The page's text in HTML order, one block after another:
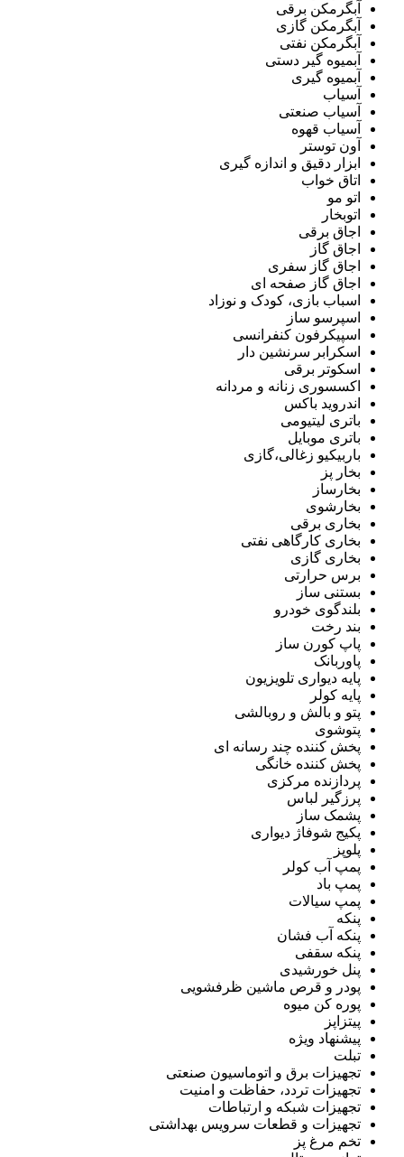
آبگرمکن برقی
آبگرمکن گازی
آبگرمکن نفتی
آبمیوه گیر دستی
آبمیوه گیری
آسیاب
آسیاب صنعتی
آسیاب قهوه
آون توستر
ابزار دقیق و اندازه گیری
اتاق خواب
اتو مو
اتوبخار
اجاق برقی
اجاق گاز
اجاق گاز سفری
اجاق گاز صفحه ای
اسباب بازی، کودک و نوزاد
اسپرسو ساز
اسپیکرفون کنفرانسی
اسکرابر سرنشین دار
اسکوتر برقی
اکسسوری زنانه و مردانه
اندروید باکس
باتری لیتیومی
باتری موبایل
باربیکیو زغالی،گازی
بخار پز
بخارساز
بخارشوی
بخاری برقی
بخاری کارگاهی نفتی
بخاری گازی
برس حرارتی
بستنی ساز
بلندگوی خودرو
بند رخت
پاپ کورن ساز
پاوربانک
پایه دیواری تلویزیون
پایه کولر
پتو و بالش و روبالشی
پتوشوی
پخش کننده چند رسانه ای
پخش کننده خانگی
پردازنده مرکزی
پرزگیر لباس
پشمک ساز
پکیج شوفاژ دیواری
پلوپز
پمپ آب کولر
پمپ باد
پمپ سیالات
پنکه
پنکه آب فشان
پنکه سقفی
پنل خورشیدی
پودر و قرص ماشین ظرفشویی
پوره کن میوه
پیتزاپز
پیشنهاد ویژه
تبلت
تجهیزات برق و اتوماسیون صنعتی
تجهیزات تردد، حفاظت و امنیت
تجهیزات شبکه و ارتباطات
تجهیزات و قطعات سرویس بهداشتی
تخم مرغ پز